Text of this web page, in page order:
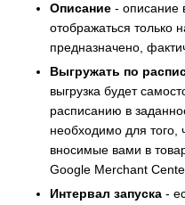
Описание - описание
отображаться только
предназначено,
Выгружать по
выгрузка будет
расписанию в
необходимо для того,
вносимые вами в
Google Merchant
Интервал запуска -